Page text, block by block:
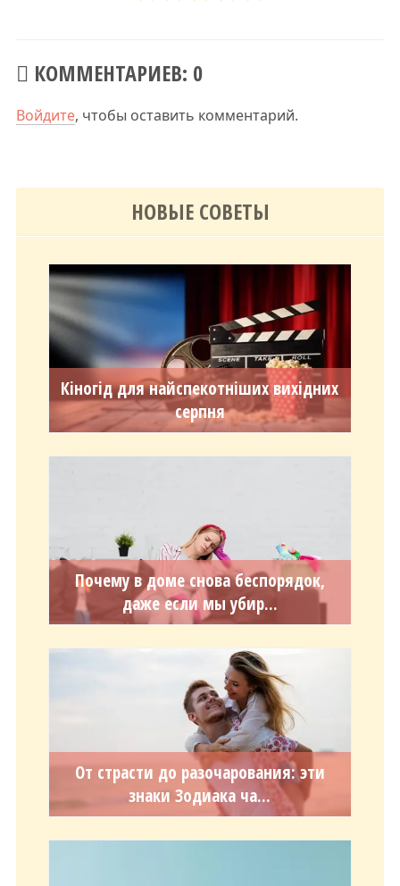
КОММЕНТАРИЕВ: 0
Войдите, чтобы оставить комментарий.
НОВЫЕ СОВЕТЫ
Кіногід для найспекотніших вихідних
серпня
Почему в доме снова беспорядок,
даже если мы убир...
От страсти до разочарования: эти
знаки Зодиака ча...